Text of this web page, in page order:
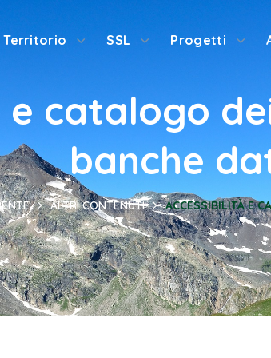
Territorio SSL Progetti
e catalogo
banche
ALTRI CONTENUTI ACCESSIBILITÀ E